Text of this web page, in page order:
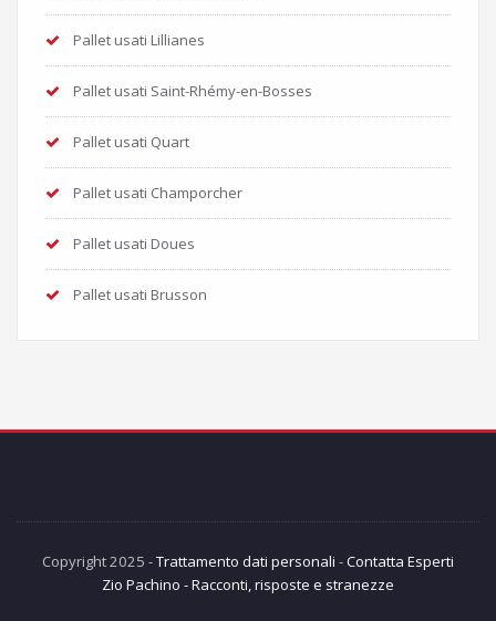
Pallet usati Lillianes
Pallet usati Saint-Rhémy-en-Bosses
Pallet usati Quart
Pallet usati Champorcher
Pallet usati Doues
Pallet usati Brusson
Copyright 2025 -Trattamento dati personali -Contatta Esperti
Zio Pachino - Racconti, risposte e stranezze